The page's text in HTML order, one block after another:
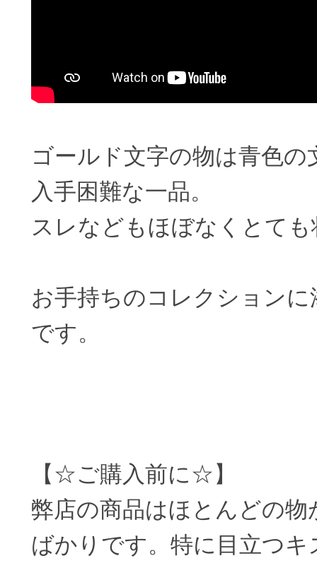
ゴールド文字の物は青色
入手困難な一品。
スレなどもほぼなくとて
お手持ちのコレクション
です。
【☆ご購入前に☆】
弊店の商品はほとんどの
ばかりです。特に目立つ